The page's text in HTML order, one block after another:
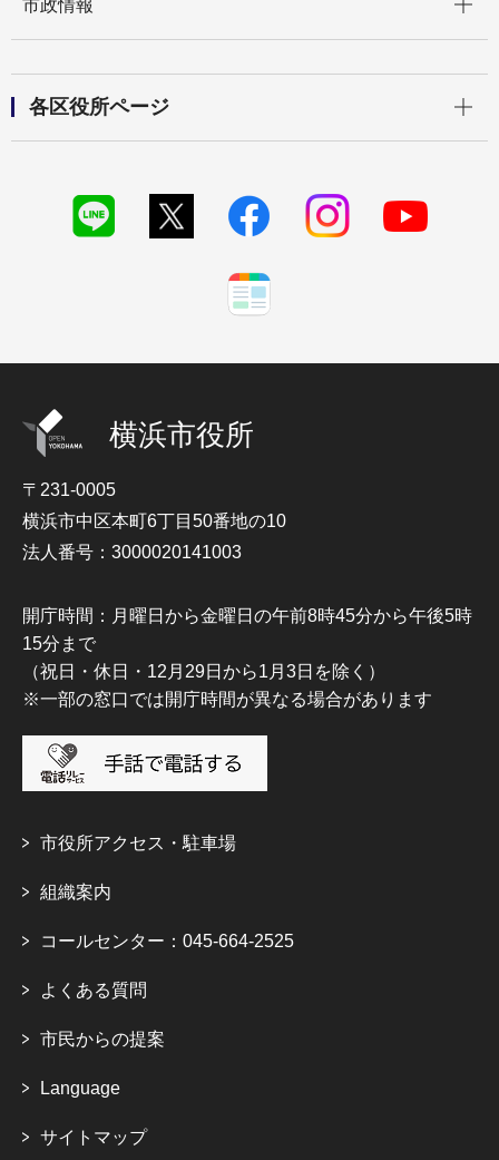
市政情報
各区役所ページ
横浜市役所
〒231-0005
横浜市中区本町6丁目50番地の10
法人番号：3000020141003
開庁時間：月曜日から金曜日の午前8時45分から午後5時
15分まで
（祝日・休日・12月29日から1月3日を除く）
※一部の窓口では開庁時間が異なる場合があります
市役所アクセス・駐車場
組織案内
コールセンター：045-664-2525
よくある質問
市民からの提案
Language
サイトマップ